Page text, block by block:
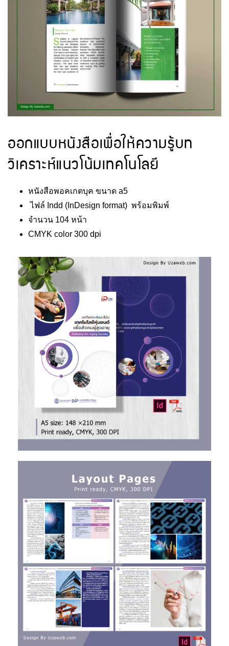
ออกแบบหนังสือเพื่อให้ความรู้บท
วิเคราะห์แนวโน้มเทคโนโลยี
หนังสือพอคเกตบุค ขนาด a5
ไฟล์ Indd (InDesign format) พร้อมพิมพ์
จำนวน 104 หน้า
CMYK color 300 dpi